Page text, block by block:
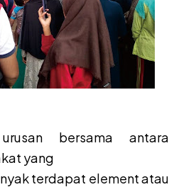
bersama antara
yang
terdapat element atau